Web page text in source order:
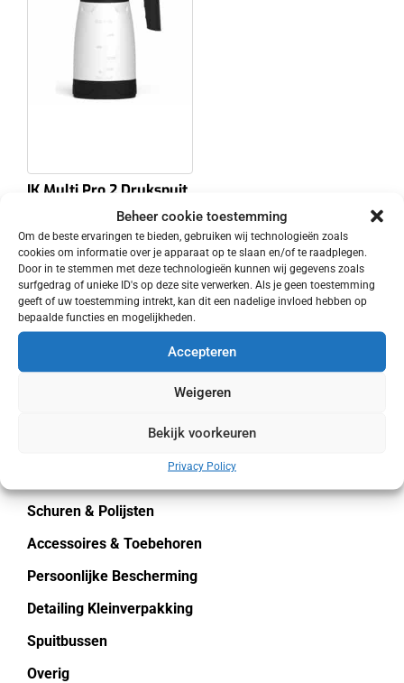
Beheer cookie toestemming
Om de beste ervaringen te bieden, gebruiken wij technologieën zoals
cookies om informatie over je apparaat op te slaan en/of te raadplegen.
Door in te stemmen met deze technologieën kunnen wij gegevens zoals
surfgedrag of unieke ID's op deze site verwerken. Als je geen toestemming
geeft of uw toestemming intrekt, kan dit een nadelige invloed hebben op
bepaalde functies en mogelijkheden.
Accepteren
Weigeren
Bekijk voorkeuren
Privacy Policy
Schuren & Polijsten
Accessoires & Toebehoren
Persoonlijke Bescherming
Detailing Kleinverpakking
Spuitbussen
Overig
IK Multi Pro 2 Drukspuit
€26.86 EXCL. BTW
Toevoegen aan
winkelwagen